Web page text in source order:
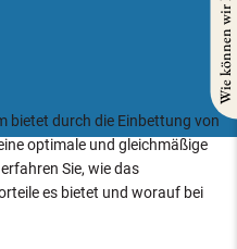
bietet durch die Einbettung von
optimale und gleichmäßige
Sie, wie das
es bietet und worauf bei